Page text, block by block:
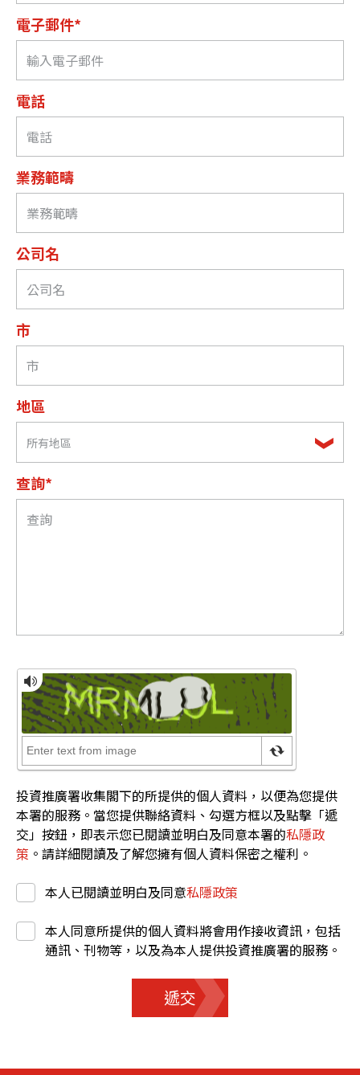
電子郵件*
電話
業務範疇
公司名
市
地區
所有地區
查詢*
投資推廣署收集閣下的所提供的個人資料，以便為您提供
本署的服務。當您提供聯絡資料、勾選方框以及點擊「遞
交」按鈕，即表示您已閱讀並明白及同意本署的私隱政
策 。請詳細閱讀及了解您擁有個人資料保密之權利。
本人已閱讀並明白及同意私隱政策
本人同意所提供的個人資料將會用作接收資訊，包括
通訊、刊物等，以及為本人提供投資推廣署的服務。
遞交